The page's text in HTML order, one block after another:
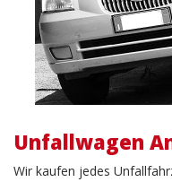
Unfallwagen
Wir kaufen jedes